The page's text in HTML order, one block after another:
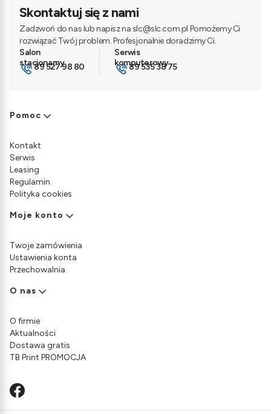
Skontaktuj się z nami
Zadzwoń do nas lub napisz na slc@slc.com.pl Pomożemy Ci
rozwiązać Twój problem. Profesjonalnie doradzimy Ci.
89 527 98 80 89 535 38 75
Linki w stopce
Pomoc
Kontakt
Serwis
Leasing
Regulamin
Polityka cookies
Moje konto
Twoje zamówienia
Ustawienia konta
Przechowalnia
O nas
O firmie
Aktualności
Dostawa gratis
TB Print PROMOCJA